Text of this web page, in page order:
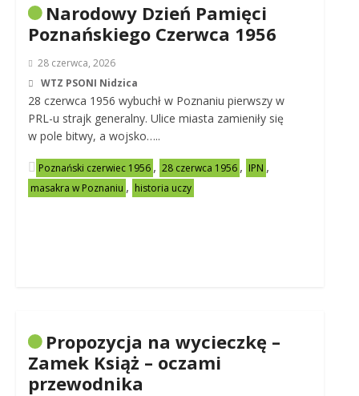
Narodowy Dzień Pamięci
Poznańskiego Czerwca 1956
28 czerwca, 2026
WTZ PSONI Nidzica
28 czerwca 1956 wybuchł w Poznaniu pierwszy w
PRL-u strajk generalny. Ulice miasta zamieniły się
w pole bitwy, a wojsko…..
Poznański czerwiec 1956 , 28 czerwca 1956 , IPN ,
masakra w Poznaniu , historia uczy
Propozycja na wycieczkę –
Zamek Książ – oczami
przewodnika